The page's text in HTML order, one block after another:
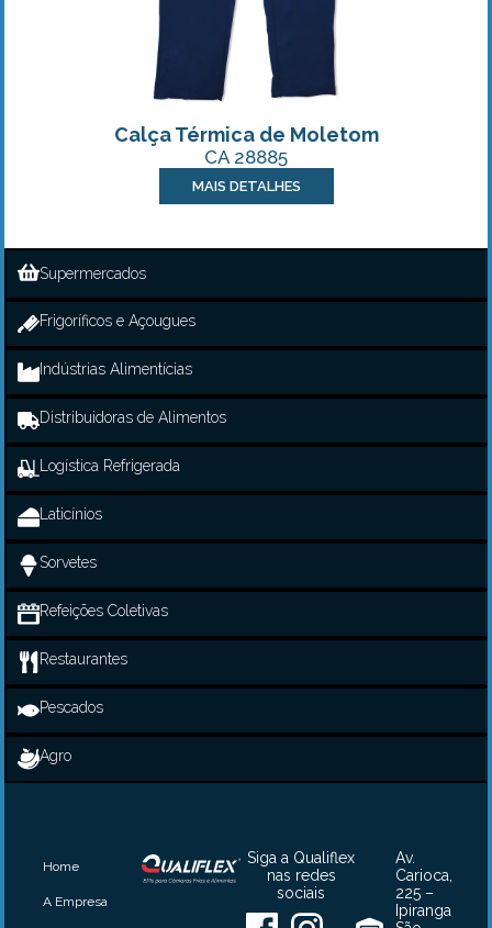
Calça Térmica de Moletom
CA 28885
MAIS DETALHES
Supermercados
Frigoríficos e Açougues
Indústrias Alimentícias
Distribuidoras de Alimentos
Logística Refrigerada
Laticínios
Sorvetes
Refeições Coletivas
Restaurantes
Pescados
Agro
Av.
Carioca,
225 –
Ipiranga
Siga a Qualiflex
nas redes
sociais
Home
A Empresa